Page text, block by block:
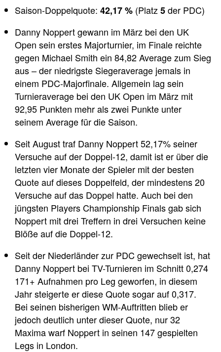
Saison-Doppelquote: 42,17 % (Platz 5der PDC)
Danny Noppert gewann im März bei den UK
Open sein erstes Majorturnier, im Finale reichte
gegen Michael Smith ein 84,82 Average zum Sieg
aus – der niedrigste Siegeraverage jemals in
einem PDC-Majorfinale. Allgemein lag sein
Turnieraverage bei den UK Open im März mit
92,95 Punkten mehr als zwei Punkte unter
seinem Average für die Saison.
Seit August traf Danny Noppert 52,17% seiner
Versuche auf der Doppel-12, damit ist er über die
letzten vier Monate der Spieler mit der besten
Quote auf dieses Doppelfeld, der mindestens 20
Versuche auf das Doppel hatte. Auch bei den
jüngsten Players Championship Finals gab sich
Noppert mit drei Treffern in drei Versuchen keine
Blöße auf die Doppel-12.
Seit der Niederländer zur PDC gewechselt ist, hat
Danny Noppert bei TV-Turnieren im Schnitt 0,274
171+ Aufnahmen pro Leg geworfen, in diesem
Jahr steigerte er diese Quote sogar auf 0,317.
Bei seinen bisherigen WM-Auftritten blieb er
jedoch deutlich unter dieser Quote, nur 32
Maxima warf Noppert in seinen 147 gespielten
Legs in London.